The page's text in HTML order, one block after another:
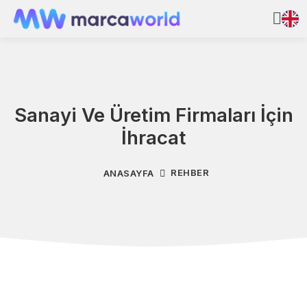
Sanayi Ve Üretim Firmaları İçin
İhracat
ANASAYFA REHBER